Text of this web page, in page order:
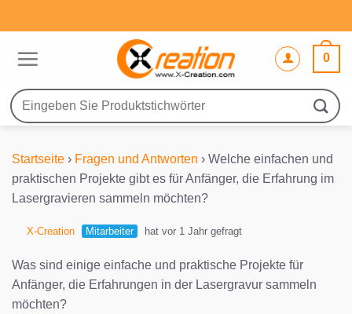
Inhalt
0
Suche
nach:
Startseite › Fragen und Antworten › Welche einfachen und
praktischen Projekte gibt es für Anfänger, die Erfahrung im
Lasergravieren sammeln möchten?
X-Creation Mitarbeiter hat vor 1 Jahr gefragt
Was sind einige einfache und praktische Projekte für
Anfänger, die Erfahrungen in der Lasergravur sammeln
möchten?